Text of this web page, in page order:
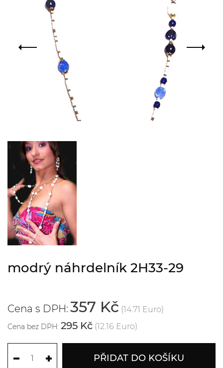
modrý náhrdelník 2H33-29
Cena s DPH: 357 Kč (14.71 Euro)
Cena bez DPH: 295 Kč (12.16 Euro)
PŘIDAT DO KOŠÍKU